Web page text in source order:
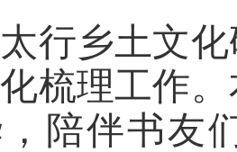
行乡土文
梳理工作
陪伴书友